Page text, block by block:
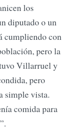
los
diputado o un
cumpliendo con
pero la
Villarruel y
pero
simple vista.
comida para